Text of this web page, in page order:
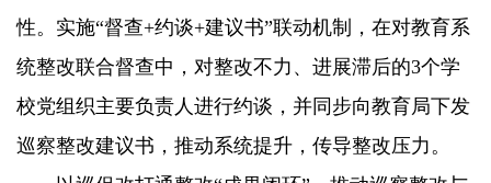
性。实施“督查+约谈+建议书”联动机制，在对教育系
统整改联合督查中，对整改不力、进展滞后的3个学
校党组织主要负责人进行约谈，并同步向教育局下发
巡察整改建议书，推动系统提升，传导整改压力。